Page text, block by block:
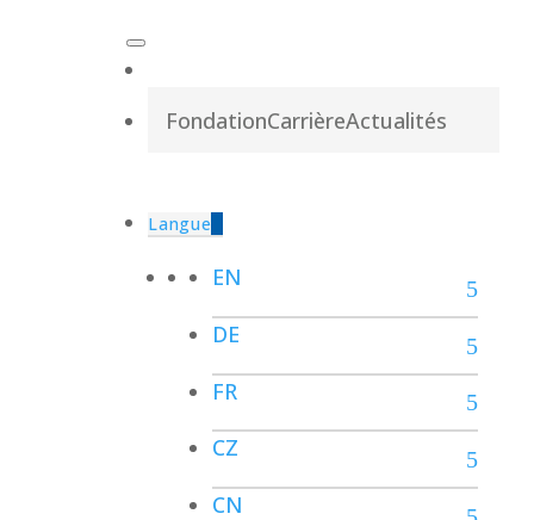
FondationCarrièreActualités
Langue
EN
DE
FR
CZ
CN